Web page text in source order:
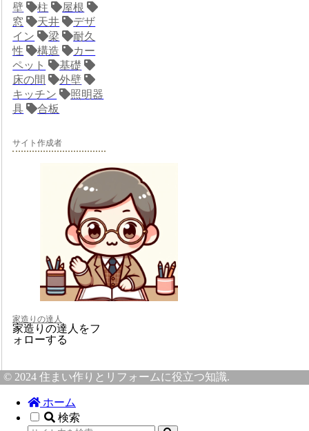
壁
柱
屋根
窓
天井
デザ
イン
梁
耐久
性
構造
カー
ペット
基礎
床の間
外壁
キッチン
照明器
具
合板
サイト作成者
家造りの達人
家造りの達人をフ
ォローする
© 2024 住まい作りとリフォームに役立つ知識.
ホーム
検索